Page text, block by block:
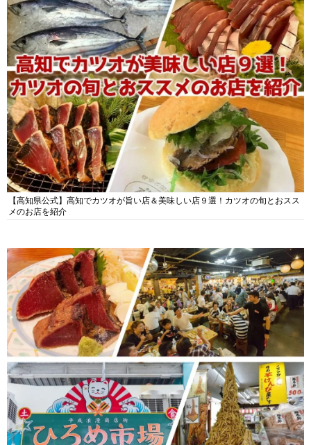
【高知県公式】高知でカツオが旨い店＆美味しい店９選！カツオの旬とおスス
メのお店を紹介